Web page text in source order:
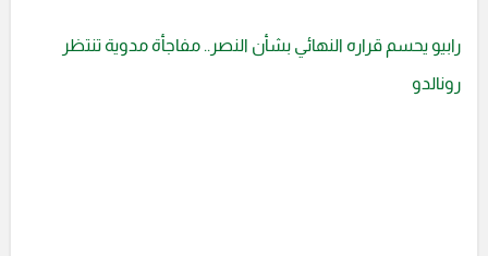
رابيو يحسم قراره النهائي بشأن النصر.. مفاجأة مدوية تنتظر
رونالدو